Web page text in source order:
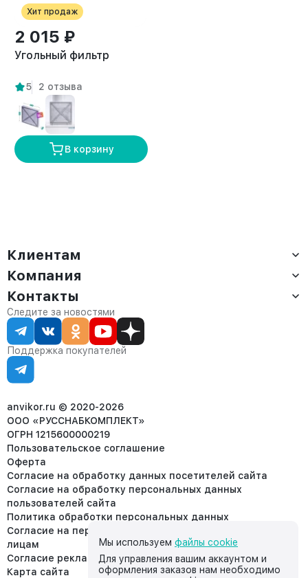
Хит продаж
2 015 ₽
Угольный фильтр
5 2 отзыва
В корзину
Клиентам
Доставка
Оплата
Сервис
Статус заказа
Статьи
Компания
О компании
Контакты
Партнёрам
Контакты
Отдел продаж:
8 (800) 234-22-62
corp@anvikor.ru
Ежедневно, с 7:00-19:00 (МСК)
Отдел рекламации:
8 (953) 455-25-61
Следите за новостями
Поддержка покупателей
anvikor.ru © 2020-2026
ООО «РУССНАБКОМПЛЕКТ»
ОГРН 1215600000219
Пользовательское соглашение
Оферта
Согласие на обработку данных посетителей сайта
Согласие на обработку персональных данных
пользователей сайта
Политика обработки персональных данных
Согласие на передачу персональных данных третьим
лицам
Согласие реклама
Карта сайта
Мы используем файлы cookie
Для управления вашим аккаунтом и
оформления заказов нам необходимо